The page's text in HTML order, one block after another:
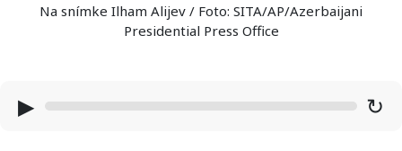
Na snímke Ilham Alijev / Foto: SITA/AP/Azerbaijani
Presidential Press Office
▶ ↻